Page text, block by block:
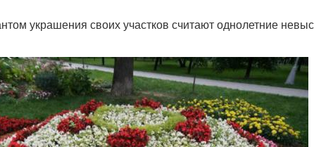
украшения своих участков считают однолетние